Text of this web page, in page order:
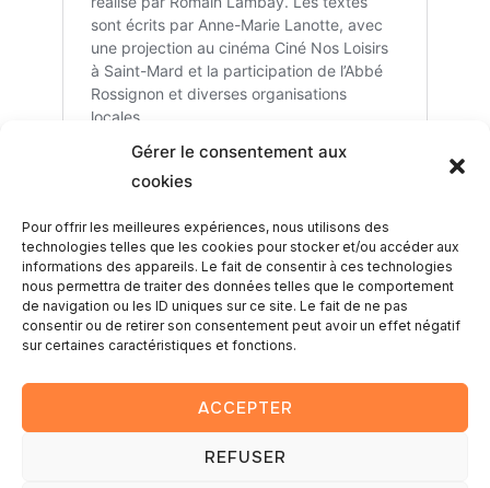
Gérer le consentement aux
cookies
Pour offrir les meilleures expériences, nous utilisons des
technologies telles que les cookies pour stocker et/ou accéder aux
informations des appareils. Le fait de consentir à ces technologies
nous permettra de traiter des données telles que le comportement
de navigation ou les ID uniques sur ce site. Le fait de ne pas
consentir ou de retirer son consentement peut avoir un effet négatif
sur certaines caractéristiques et fonctions.
ACCEPTER
REFUSER
Un projet particulier ?Contacte-moi pour un devis sur
mesure.
Je réponds en général dans les 24h.